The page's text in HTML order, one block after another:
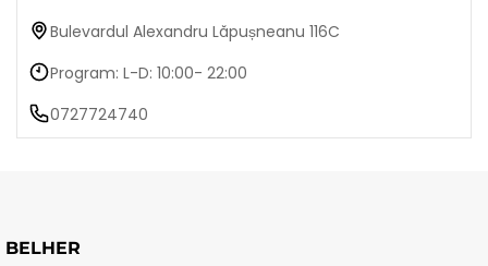
Bulevardul Alexandru Lăpușneanu 116C
Program: L-D: 10:00- 22:00
0727724740
BELHER